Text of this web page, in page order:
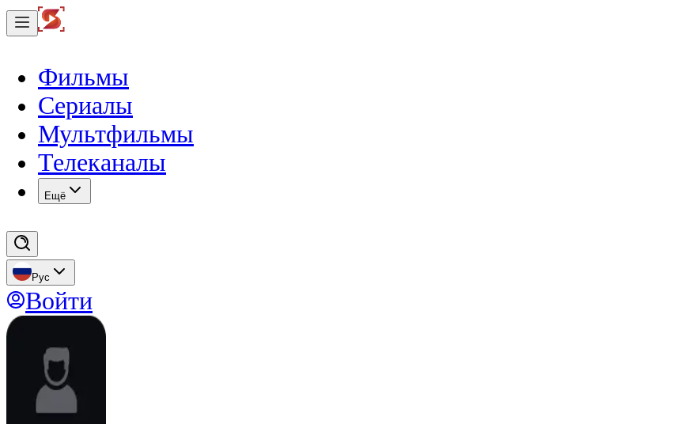
Фильмы
Сериалы
Мультфильмы
Телеканалы
Eщё
Рус
Войти